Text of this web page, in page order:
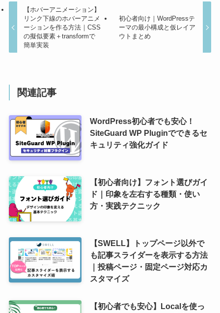
【ホバーアニメーション】
リンク下線のホバーアニメ
ーションを作る方法｜CSS
の擬似要素＋transformで
簡単実装
初心者向け｜WordPressテ
ーマの最小構成と仮レイア
ウトまとめ
関連記事
WordPress初心者でも安心！
SiteGuard WP Pluginでできるセ
キュリティ強化ガイド
【初心者向け】フォント選びガイ
ド｜印象を左右する種類・使い
方・実践テクニック
【SWELL】トップページ以外で
も記事スライダーを表示する方法
｜投稿ページ・固定ページ対応カ
スタマイズ
【初心者でも安心】Localを使っ